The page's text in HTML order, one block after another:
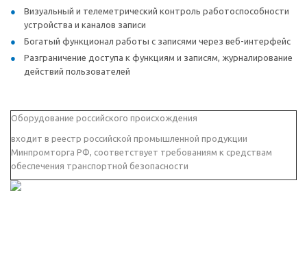
Визуальный и телеметрический контроль работоспособности
устройства и каналов записи
Богатый функционал работы с записями через веб-интерфейс
Разграничение доступа к функциям и записям, журналирование
действий пользователей
Оборудование российского происхождения
входит в реестр российской промышленной продукции
Минпромторга РФ, соответствует требованиям к средствам
обеспечения транспортной безопасности